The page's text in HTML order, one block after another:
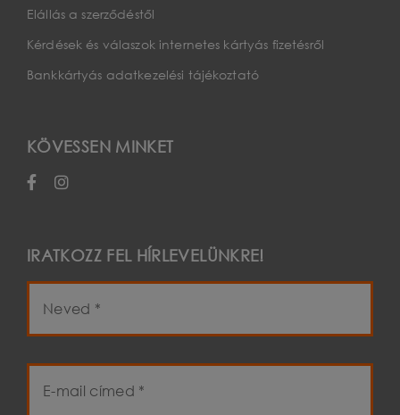
Elállás a szerződéstől
Kérdések és válaszok internetes kártyás fizetésről
Bankkártyás adatkezelési tájékoztató
KÖVESSEN MINKET
IRATKOZZ FEL HÍRLEVELÜNKRE!